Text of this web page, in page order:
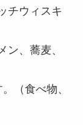
チウィスキ
ン、蕎麦、
（食べ物、